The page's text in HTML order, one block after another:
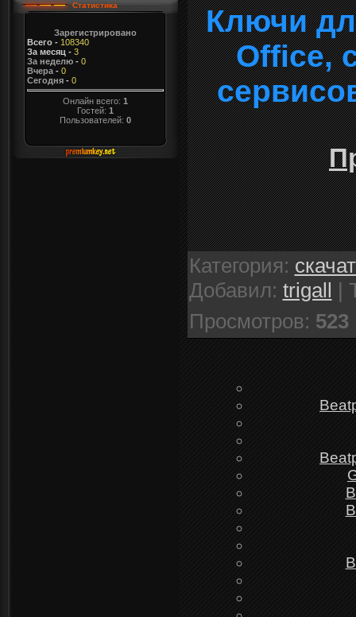
Статистика
Зарегистрировано
Всего- 108340
За месяц - 3
За неделю- 0
Вчера- 0
Сегодня- 0
Онлайн всего: 1
Гостей: 1
Пользователей: 0
Ключи
Office,
Категория:
Добавил: trigall |
Просмотров: 523